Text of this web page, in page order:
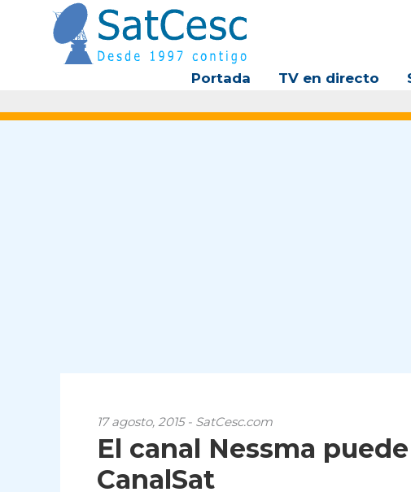
contenido
Portada TV en directo
17 agosto, 2015 - SatCesc.com
El canal Nessma
CanalSat